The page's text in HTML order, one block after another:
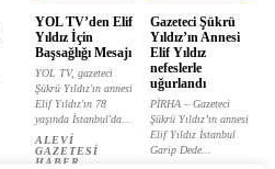
YOL TV’den Elif
Yıldız İçin
Başsağlığı Mesajı
YOL TV, gazeteci
Şükrü Yıldız'ın annesi
Elif Yıldız'ın 78
yaşında İstanbul'da...
ALEVI
GAZETESI
HABER
Gazeteci Şükrü
Yıldız’ın Annesi
Elif Yıldız
nefeslerle
uğurlandı
PİRHA – Gazeteci
Şükrü Yıldız’ın annesi
Elif Yıldız İstanbul
Garip Dede...